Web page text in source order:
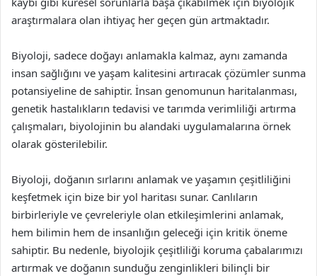
araştırmalara olan ihtiyaç her geçen gün artmaktadır.
Biyoloji, sadece doğayı anlamakla kalmaz, aynı zamanda
insan sağlığını ve yaşam kalitesini artıracak çözümler sunma
potansiyeline de sahiptir. İnsan genomunun haritalanması,
genetik hastalıkların tedavisi ve tarımda verimliliği artırma
çalışmaları, biyolojinin bu alandaki uygulamalarına örnek
olarak gösterilebilir.
Biyoloji, doğanın sırlarını anlamak ve yaşamın çeşitliliğini
keşfetmek için bize bir yol haritası sunar. Canlıların
birbirleriyle ve çevreleriyle olan etkileşimlerini anlamak,
hem bilimin hem de insanlığın geleceği için kritik öneme
sahiptir. Bu nedenle, biyolojik çeşitliliği koruma çabalarımızı
artırmak ve doğanın sunduğu zenginlikleri bilinçli bir